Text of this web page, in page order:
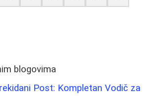
blogovima
Post: Kompletan Vodič za